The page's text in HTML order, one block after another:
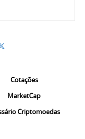
Cotações
MarketCap
Criptomoedas